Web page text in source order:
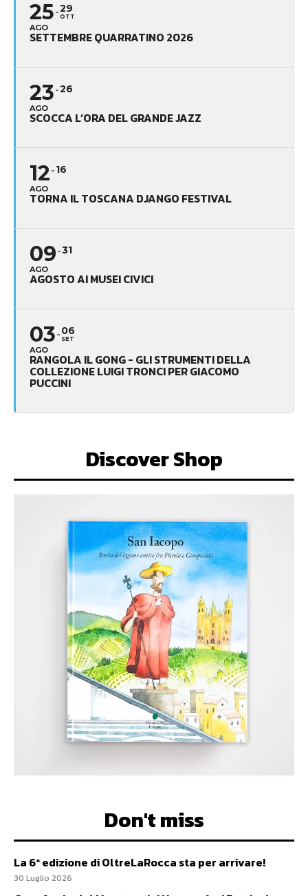
25
AGO
29
OTT
SETTEMBRE QUARRATINO 2026
23
AGO
26
SCOCCA L’ORA DEL GRANDE JAZZ
12
AGO
16
TORNA IL TOSCANA DJANGO FESTIVAL
09
AGO
31
AGOSTO AI MUSEI CIVICI
03
AGO
06
SET
RANGOLA IL GONG - GLI STRUMENTI DELLA
COLLEZIONE LUIGI TRONCI PER GIACOMO
PUCCINI
Discover Shop
Don't miss
La 6ª edizione di OltreLaRocca sta per arrivare!
30 Luglio 2026